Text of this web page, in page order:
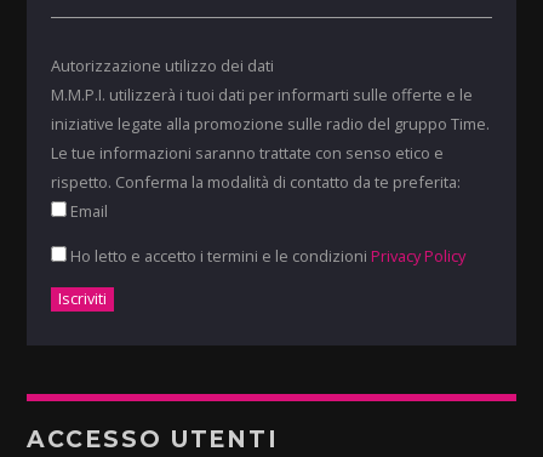
Autorizzazione utilizzo dei dati
M.M.P.I. utilizzerà i tuoi dati per informarti sulle offerte e le
iniziative legate alla promozione sulle radio del gruppo Time.
Le tue informazioni saranno trattate con senso etico e
rispetto. Conferma la modalità di contatto da te preferita:
Email
Ho letto e accetto i termini e le condizioni Privacy Policy
ACCESSO UTENTI